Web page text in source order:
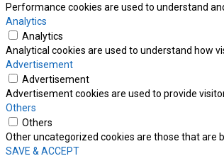
Performance cookies are used to understand
Analytics
Analytics
Analytical cookies are used to understand how
Advertisement
Advertisement
Advertisement cookies are used to provide
Others
Others
Other uncategorized cookies are those that are
SAVE & ACCEPT